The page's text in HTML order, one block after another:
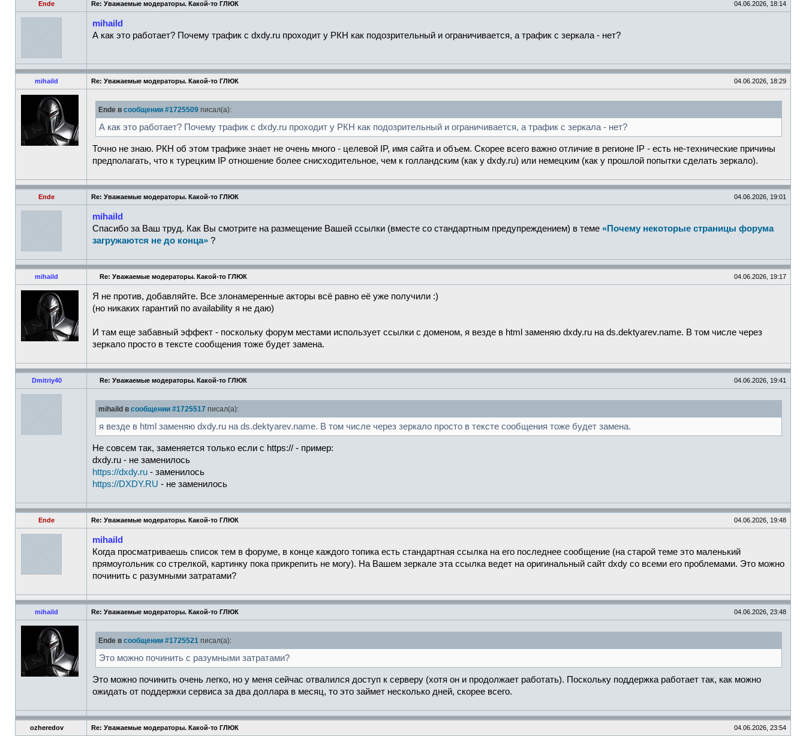
Ende Re: Уважаемые модераторы. Какой-то ГЛЮК 04.06.2026, 18:14
mihaild
А как это работает? Почему трафик с dxdy.ru проходит у РКН как подозрительный и ограничивается, а трафик с зеркала - нет?
mihaild Re: Уважаемые модераторы. Какой-то ГЛЮК 04.06.2026, 18:29
Ende в сообщении #1725509 писал(а):
А как это работает? Почему трафик с dxdy.ru проходит у РКН как подозрительный и ограничивается, а трафик с зеркала - нет?
Точно не знаю. РКН об этом трафике знает не очень много - целевой IP, имя сайта и объем. Скорее всего важно отличие в регионе IP - есть не-технические причины
предполагать, что к турецким IP отношение более снисходительное, чем к голландским (как у dxdy.ru) или немецким (как у прошлой попытки сделать зеркало).
Ende Re: Уважаемые модераторы. Какой-то ГЛЮК 04.06.2026, 19:01
mihaild
Спасибо за Ваш труд. Как Вы смотрите на размещение Вашей ссылки (вместе со стандартным предупреждением) в теме «Почему некоторые страницы форума
загружаются не до конца» ?
mihaild Re: Уважаемые модераторы. Какой-то ГЛЮК 04.06.2026, 19:17
Я не против, добавляйте. Все злонамеренные акторы всё равно её уже получили :)
(но никаких гарантий по availability я не даю)
И там еще забавный эффект - поскольку форум местами использует ссылки с доменом, я везде в html заменяю dxdy.ru на ds.dektyarev.name. В том числе через
зеркало просто в тексте сообщения тоже будет замена.
Dmitriy40 Re: Уважаемые модераторы. Какой-то ГЛЮК 04.06.2026, 19:41
mihaild в сообщении #1725517 писал(а):
я везде в html заменяю dxdy.ru на ds.dektyarev.name. В том числе через зеркало просто в тексте сообщения тоже будет замена.
Не совсем так, заменяется только если с https:// - пример:
dxdy.ru - не заменилось
https://dxdy.ru - заменилось
https://DXDY.RU - не заменилось
Ende Re: Уважаемые модераторы. Какой-то ГЛЮК 04.06.2026, 19:48
mihaild
Когда просматриваешь список тем в форуме, в конце каждого топика есть стандартная ссылка на его последнее сообщение (на старой теме это маленький
прямоугольник со стрелкой, картинку пока прикрепить не могу). На Вашем зеркале эта ссылка ведет на оригинальный сайт dxdy со всеми его проблемами. Это можно
починить с разумными затратами?
mihaild Re: Уважаемые модераторы. Какой-то ГЛЮК 04.06.2026, 23:48
Ende в сообщении #1725521 писал(а):
Это можно починить с разумными затратами?
Это можно починить очень легко, но у меня сейчас отвалился доступ к серверу (хотя он и продолжает работать). Поскольку поддержка работает так, как можно
ожидать от поддержки сервиса за два доллара в месяц, то это займет несколько дней, скорее всего.
ozheredov Re: Уважаемые модераторы. Какой-то ГЛЮК 04.06.2026, 23:54